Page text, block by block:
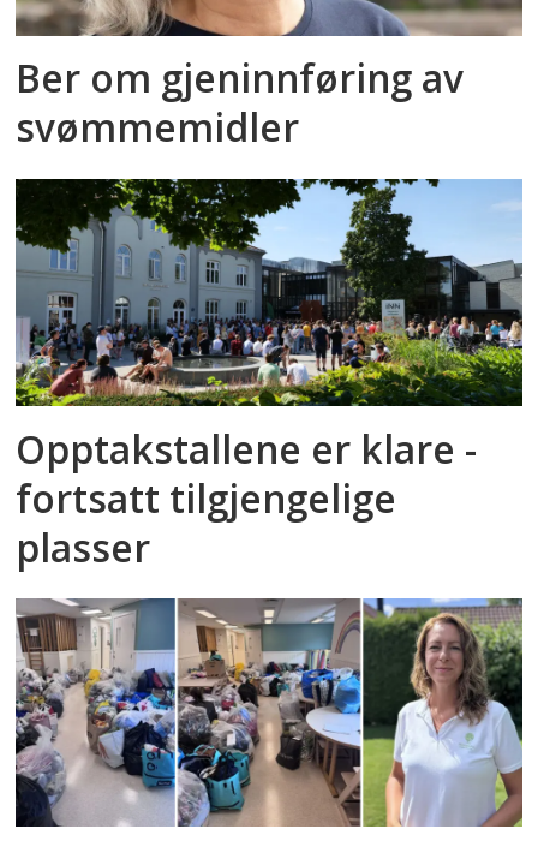
Ber om gjeninnføring av
svømmemidler
Opptakstallene er klare -
fortsatt tilgjengelige
plasser